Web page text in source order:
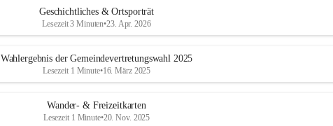
Geschichtliches & Ortsporträt
Lesezeit 3 Minuten•23. Apr. 2026
Wahlergebnis der Gemeindevertretungswahl 2025
Lesezeit 1 Minute•16. März 2025
Wander- & Freizeitkarten
Lesezeit 1 Minute•20. Nov. 2025